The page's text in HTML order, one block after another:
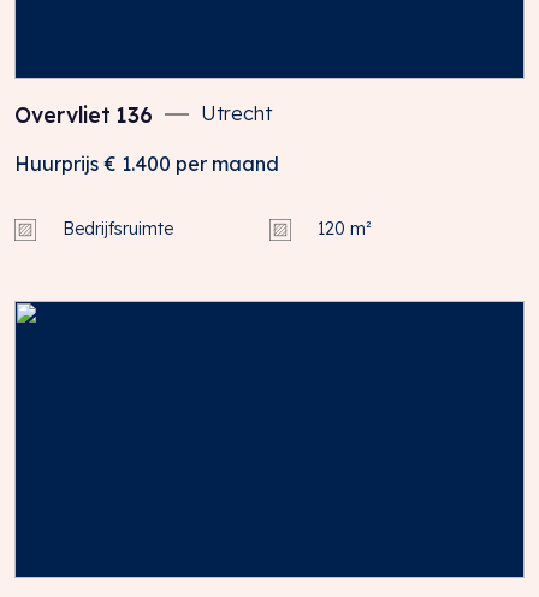
Overvliet 136 Utrecht
Huurprijs € 1.400 per maand
Bedrijfsruimte 120 m²